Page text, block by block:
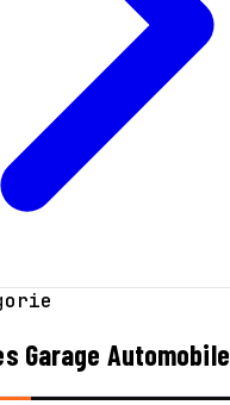
Garage Automobile